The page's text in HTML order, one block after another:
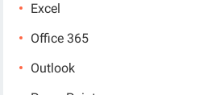
Excel
Office 365
Outlook